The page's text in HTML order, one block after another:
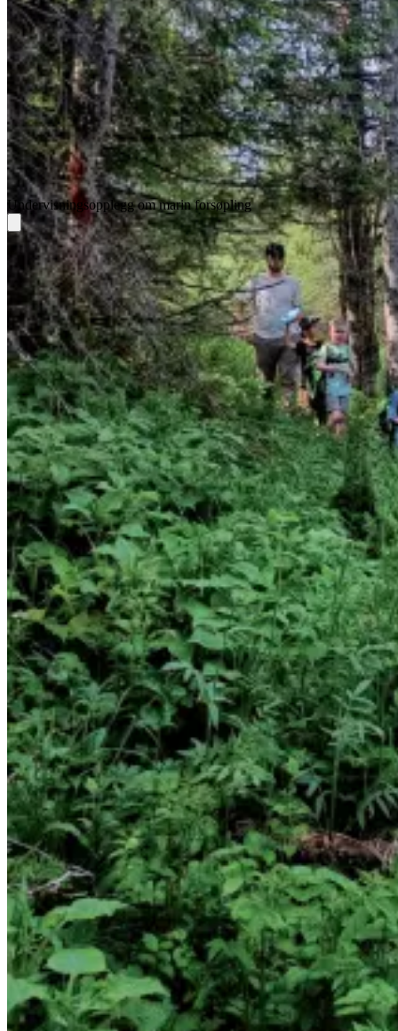
Undervisningsopplegg om marin forsøpling